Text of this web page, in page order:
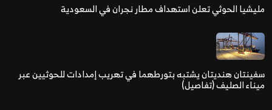
مليشيا الحوثي تعلن استهداف مطار نجران في السعودية
سفينتان هنديتان يشتبه بتورطهما في تهريب إمدادات للحوثيين عبر
ميناء الصليف (تفاصيل)